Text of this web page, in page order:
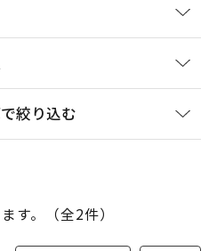
絞り込む
す。（全2件）